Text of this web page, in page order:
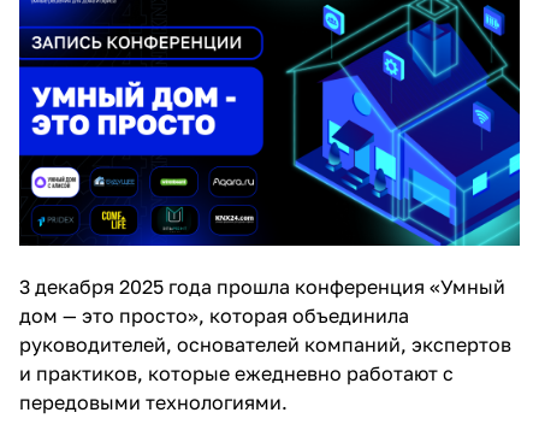
3 декабря 2025 года прошла конференция «Умный
дом — это просто», которая объединила
руководителей, основателей компаний, экспертов
и практиков, которые ежедневно работают с
передовыми технологиями.